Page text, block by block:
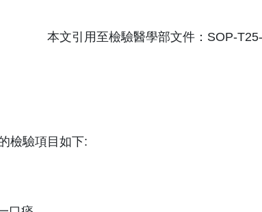
本文引用至檢驗醫學部文件：SOP-
檢驗項目如下: